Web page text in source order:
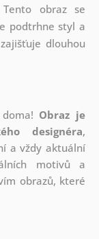
obraz se
podtrhne styl a
dlouhou
Obraz je
designéra,
a vždy aktuální
motivů a
obrazů, které